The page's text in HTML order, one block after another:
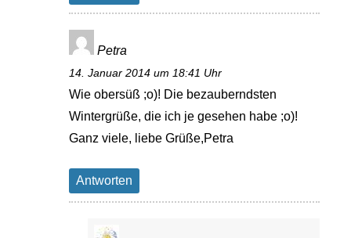
Petra
14. Januar 2014 um 18:41 Uhr
Wie obersüß ;o)! Die bezauberndsten
Wintergrüße, die ich je gesehen habe ;o)!
Ganz viele, liebe Grüße,Petra
Antworten